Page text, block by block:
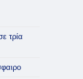
τρία